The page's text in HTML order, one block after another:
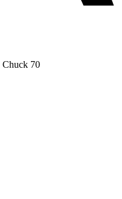
70